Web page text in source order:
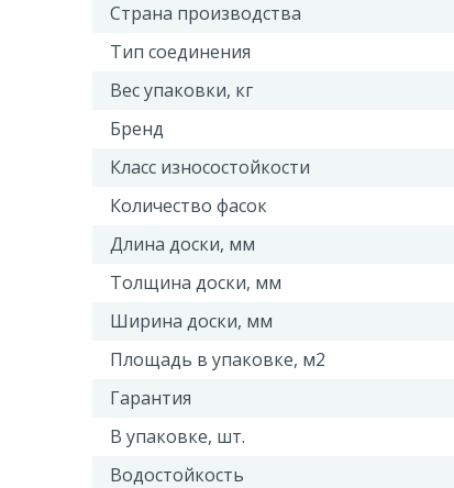
Страна производства
Тип соединения
Вес упаковки, кг
Бренд
Класс износостойкости
Количество фасок
Длина доски, мм
Толщина доски, мм
Ширина доски, мм
Площадь в упаковке, м2
Гарантия
В упаковке, шт.
Водостойкость